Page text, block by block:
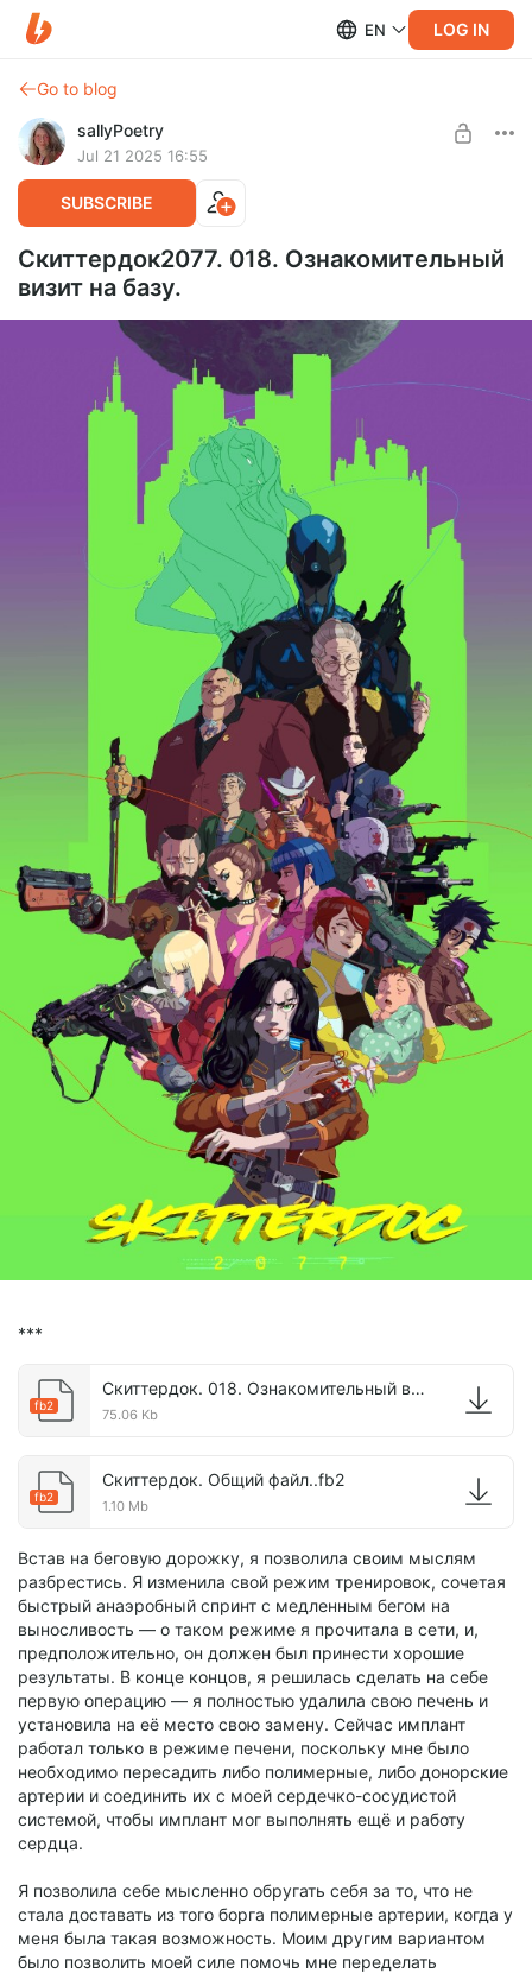
EN LOG IN
Go to blog
sallyPoetry
Jul 21 2025 16:55
SUBSCRIBE
Скиттердок2077. 018. Ознакомительный
визит на базу.
***
fb2
Скиттердок. 018. Ознакомительный визит на базу..fb2
75.06 Kb
fb2
Скиттердок. Общий файл..fb2
1.10 Mb
Встав на беговую дорожку, я позволила своим мыслям
разбрестись. Я изменила свой режим тренировок, сочетая
быстрый анаэробный спринт с медленным бегом на
выносливость — о таком режиме я прочитала в сети, и,
предположительно, он должен был принести хорошие
результаты. В конце концов, я решилась сделать на себе
первую операцию — я полностью удалила свою печень и
установила на её место свою замену. Сейчас имплант
работал только в режиме печени, поскольку мне было
необходимо пересадить либо полимерные, либо донорские
артерии и соединить их с моей сердечко-сосудистой
системой, чтобы имплант мог выполнять ещё и работу
сердца.
Я позволила себе мысленно обругать себя за то, что не
стала доставать из того борга полимерные артерии, когда у
меня была такая возможность. Моим другим вариантом
было позволить моей силе помочь мне переделать